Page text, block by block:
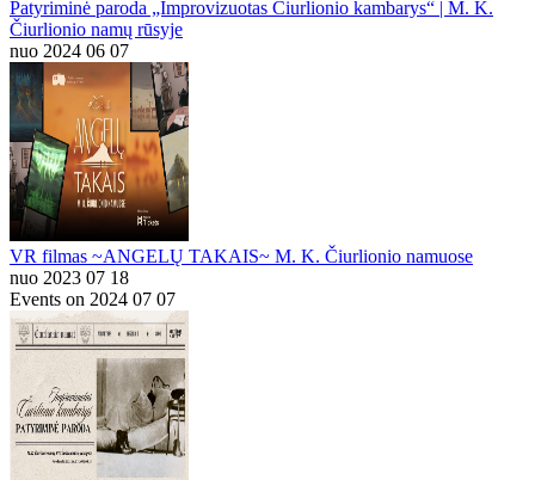
Patyriminė paroda „Improvizuotas Čiurlionio kambarys“ | M. K.
Čiurlionio namų rūsyje
nuo 2024 06 07
VR filmas ~ANGELŲ TAKAIS~ M. K. Čiurlionio namuose
nuo 2023 07 18
Events on 2024 07 07